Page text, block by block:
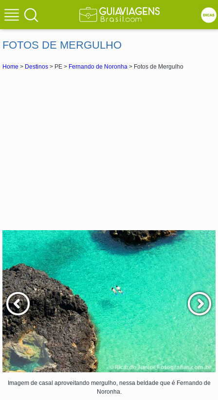
FOTOS DE MERGULHO
Home > Destinos > PE > Fernando de Noronha > Fotos de Mergulho
Imagem de casal aproveitando mergulho, nessa beldade que é Fernando de
Noronha.